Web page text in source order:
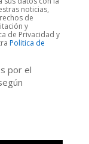
noticias,
de
y
de Privacidad y
Politica de
por el